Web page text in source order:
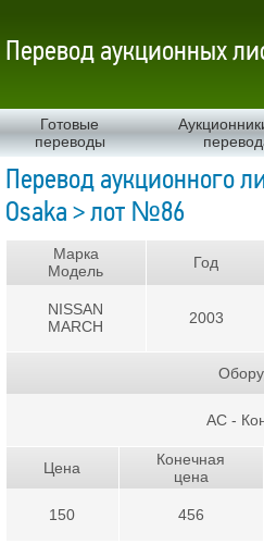
Перевод аукционных
Готовые
переводы
Перевод аукционного
Osaka > лот №86
Марка
Модель
NISSAN
MARCH
Год
2003
AC -
Цена
150
Конечная
цена
456